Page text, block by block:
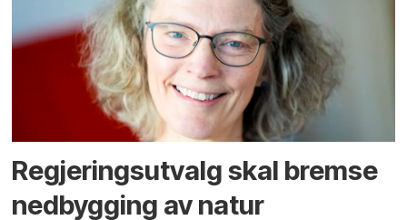
Regjerings­utvalg skal bremse
ned­bygging av natur